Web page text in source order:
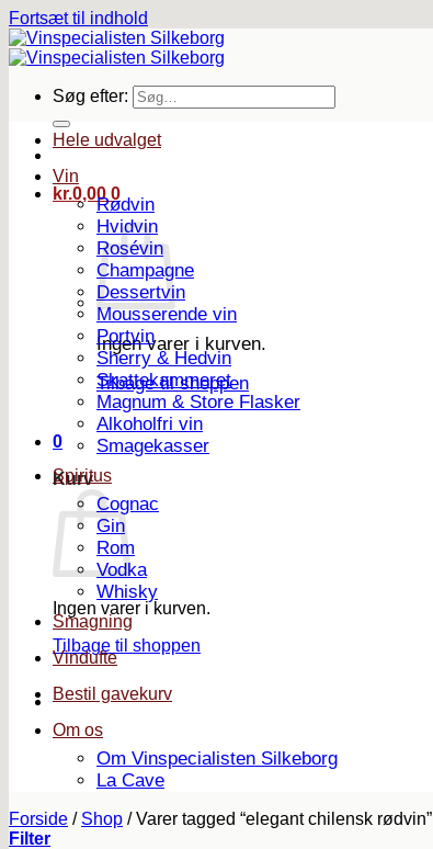
Fortsæt til indhold
Søg efter:
kr.0,00 0
Ingen varer i kurven.
Tilbage til shoppen
0
Kurv
Ingen varer i kurven.
Tilbage til shoppen
Hele udvalget
Vin
Rødvin
Hvidvin
Rosévin
Champagne
Dessertvin
Mousserende vin
Portvin
Sherry & Hedvin
Skattekammeret
Magnum & Store Flasker
Alkoholfri vin
Smagekasser
Spiritus
Cognac
Gin
Rom
Vodka
Whisky
Smagning
Vindufte
Bestil gavekurv
Om os
Om Vinspecialisten Silkeborg
La Cave
Forside / Shop /Varer tagged “elegant chilensk rødvin”
Filter